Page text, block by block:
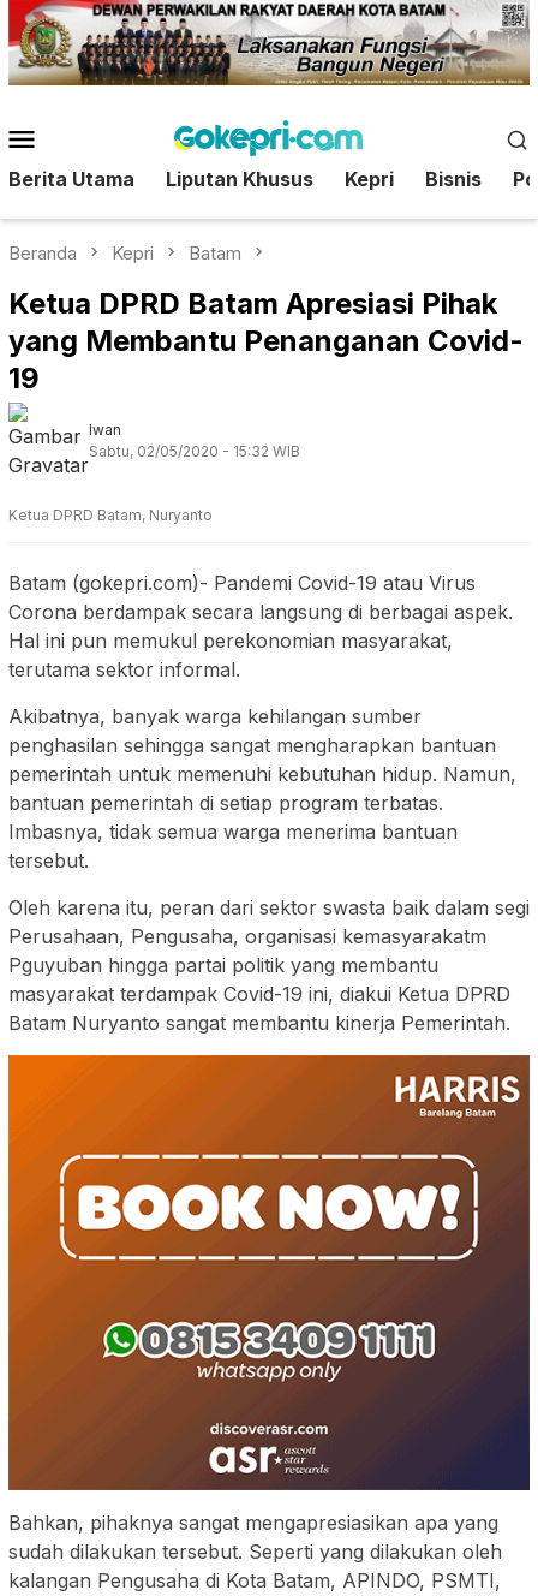
Loncat
ke
konten
Mobile
Berita Utama Liputan Khusus Kepri Bisnis
Beranda Kepri Batam
Ketua DPRD Batam Apresiasi Pihak
yang Membantu Penanganan Covid-
19
Iwan
Sabtu, 02/05/2020 - 15:32 WIB
Ketua DPRD Batam, Nuryanto
Batam (gokepri.com)- Pandemi Covid-19 atau Virus
Corona berdampak secara langsung di berbagai aspek.
Hal ini pun memukul perekonomian masyarakat,
terutama sektor informal.
Akibatnya, banyak warga kehilangan sumber
penghasilan sehingga sangat mengharapkan bantuan
pemerintah untuk memenuhi kebutuhan hidup. Namun,
bantuan pemerintah di setiap program terbatas.
Imbasnya, tidak semua warga menerima bantuan
tersebut.
Oleh karena itu, peran dari sektor swasta baik dalam segi
Perusahaan, Pengusaha, organisasi kemasyarakatm
Pguyuban hingga partai politik yang membantu
masyarakat terdampak Covid-19 ini, diakui Ketua DPRD
Batam Nuryanto sangat membantu kinerja Pemerintah.
Bahkan, pihaknya sangat mengapresiasikan apa yang
sudah dilakukan tersebut. Seperti yang dilakukan oleh
kalangan Pengusaha di Kota Batam, APINDO, PSMTI,